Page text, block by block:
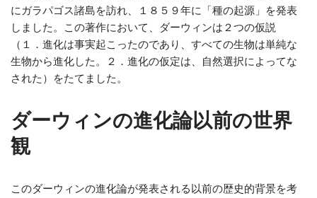
にガラパゴス諸島を訪れ、１８５９年に「種の起源」を発表
しました。この著作において、ダーウィンは２つの仮説
（１．進化は事実起こったのであり、すべての生物は単純な
生物から進化した。２．進化の仮定は、自然選択によってな
された）をたてました。
ダーウィンの進化論以前の世界
観
このダーウィンの進化論が発表される以前の歴史的背景を考